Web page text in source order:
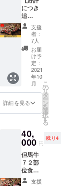
せてい
ただき
ます。
※食事
代・
キッチ
ンカー
の現地
までの
ガソリ
ン代は
別途必
要とな
限は
2021年
10月〜
2022年
9月末ま
でで
す。
につき
追
加！！
】 「ク
ラウド
ファン
ディン
グオリ
ジナル
但馬牛
７２部
位食べ
比べ
セッ
ト」で
日はハ
チ北観
光協会
代表理
事 田丸
明人が
接客い
支援
者：
7人
お届
け予
定：
2021
年10
月
詳細を見る
こ
の
リ
タ
ー
ン
を
選
択
す
る
40,
000 円
残り4
但馬牛
７２部
位食べ
比べ支援